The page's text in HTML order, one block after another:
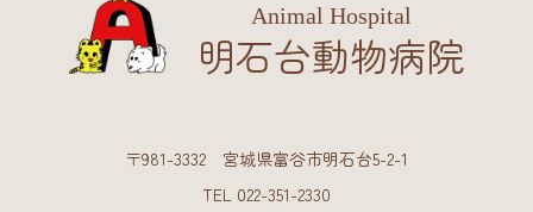
Animal Hospital
明石台動物病院
〒981-3332 宮城県富谷市明石台5-2-1
TEL 022-351-2330